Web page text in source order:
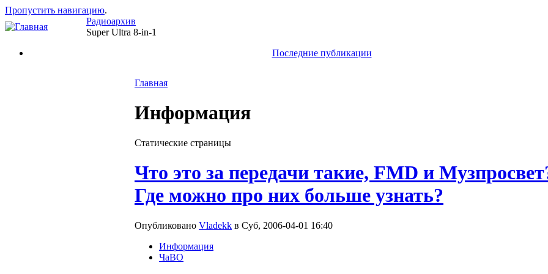
Пропустить навигацию.
Радиоархив
Super Ultra 8-in-1
Последние публикации
Главная
Информация
Статические страницы
Что это за передачи такие, FMD и
Где можно про них больше узнать?
Опубликовано Vladekk в Суб, 2006-04-01 16:40
Информация
ЧаВО